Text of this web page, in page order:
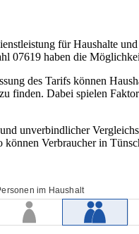
für Haushalte
07619 haben die
des Tarifs können
finden. Dabei spielen
unverbindlicher
Verbraucher in